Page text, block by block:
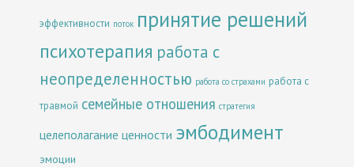
эффективности поток принятие решений
психотерапия работа с
неопределенностью работа со страхами работа с
травмой семейные отношения стратегия
целеполагание ценности эмбодимент
эмоции